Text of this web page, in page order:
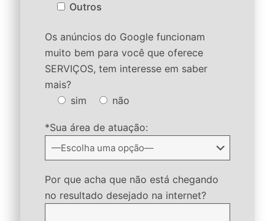
Outros
Os anúncios do Google funcionam
muito bem para você que oferece
SERVIÇOS, tem interesse em saber
mais?
sim
não
*Sua área de atuação:
Por que acha que não está chegando
no resultado desejado na internet?